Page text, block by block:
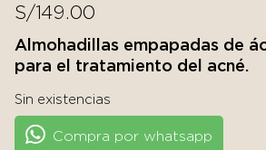
S/149.00
Almohadillas empapadas de
para el tratamiento del acné.
Sin existencias
Compra por whatsapp